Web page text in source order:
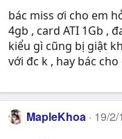
bác miss ơi cho em
4gb , card ATI 1Gb ,
kiểu gì cũng bị giật
với đc k , hay bác
MapleKhoa 19/2/